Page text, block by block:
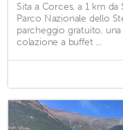
Sita a Corces, a 1 km
Parco Nazionale dello
parcheggio gratuito,
colazione a buffet ...